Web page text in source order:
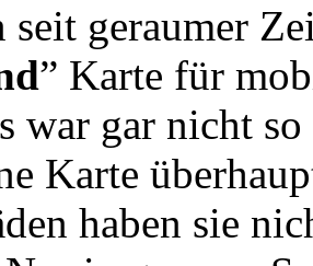
seit geraumer
” Karte für
war gar nicht
Karte
haben sie